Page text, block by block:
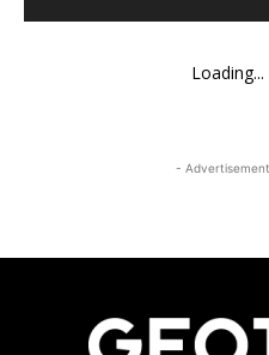
Loading...
-